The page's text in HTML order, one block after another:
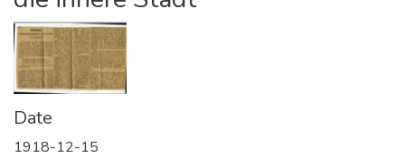
Date
1918-12-15